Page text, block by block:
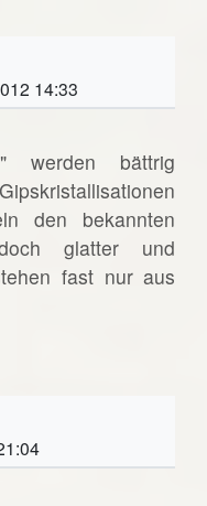
14:33
werden bättrig
den bekannten
glatter und
fast nur aus